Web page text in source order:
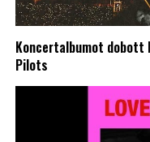
Koncertalbumot dobott
Pilots